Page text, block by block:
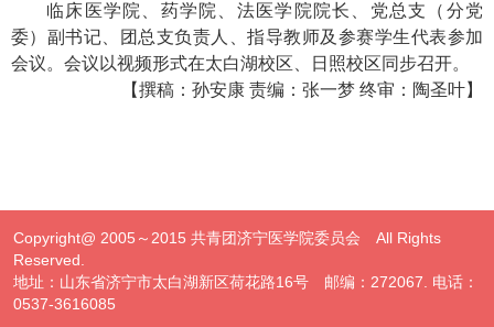
临床医学院、药学院、法医学院院长、党总支（分党
委）副书记、团总支负责人、指导教师及参赛学生代表参加
会议。会议以视频形式在太白湖校区、日照校区同步召开。
【撰稿：孙安康 责编：张一梦 终审：陶圣叶】
Copyright@ 2005～2015 共青团济宁医学院委员会 All Rights
Reserved.
地址：山东省济宁市太白湖新区荷花路16号 邮编：272067. 电话：
0537-3616085